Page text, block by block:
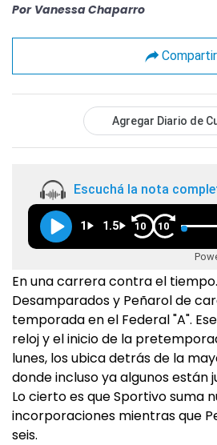
Por Vanessa Chaparro
Compartir
Agregar Diario de
Escuchá la nota
1 1.5 10 10
En una carrera contra el
Desamparados y Peñarol de
temporada en el Federal "A".
reloj y el inicio de la
lunes, los ubica detrás de la
donde incluso ya algunos están
Lo cierto es que Sportivo suma
incorporaciones mientras que
seis.